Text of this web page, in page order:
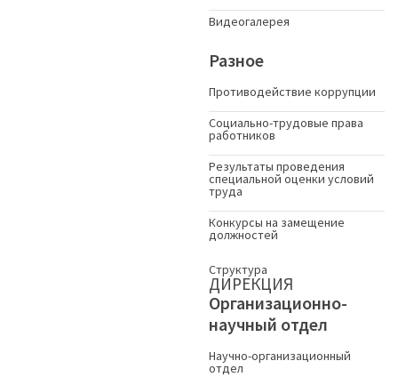
Видеогалерея
Разное
Противодействие коррупции
Социально-трудовые права
работников
Результаты проведения
специальной оценки условий
труда
Конкурсы на замещение
должностей
Структура
ДИРЕКЦИЯ
Организационно-
научный отдел
Научно-организационный
отдел